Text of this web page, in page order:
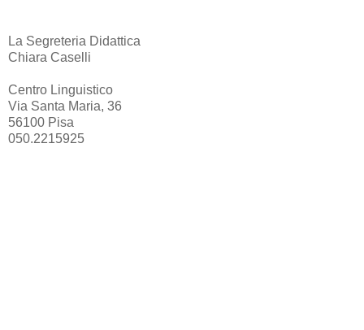
La Segreteria Didattica
Chiara Caselli
Centro Linguistico
Via Santa Maria, 36
56100 Pisa
050.2215925